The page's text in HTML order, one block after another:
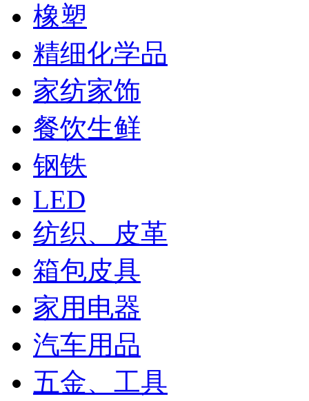
橡塑
精细化学品
家纺家饰
餐饮生鲜
钢铁
LED
纺织、皮革
箱包皮具
家用电器
汽车用品
五金、工具